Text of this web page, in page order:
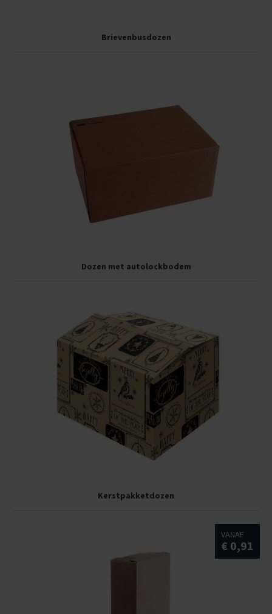
Brievenbusdozen
Dozen met autolockbodem
Kerstpakketdozen
VANAF
€ 0,91